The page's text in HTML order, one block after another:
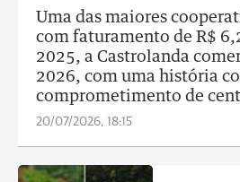
Uma das maiores
com faturamento de R$
2025, a Castrolanda
2026, com uma história
comprometimento de
20/07/2026, 18:15